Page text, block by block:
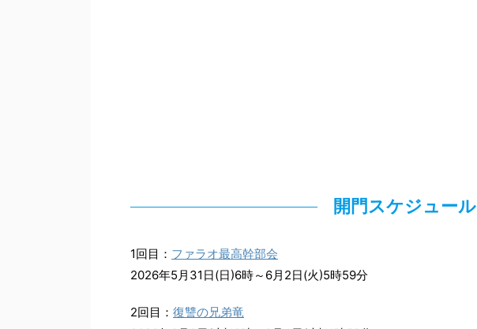
開門スケジュール
1回目： ファラオ最高幹部会
2026年5月31日(日)6時～6月2日(火)5時59分
2回目： 復讐の兄弟竜